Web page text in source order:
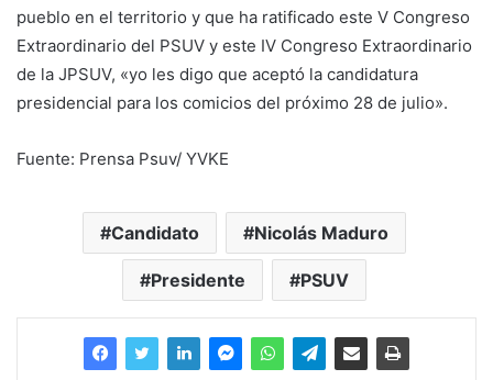
pueblo en el territorio y que ha ratificado este V Congreso
Extraordinario del PSUV y este IV Congreso Extraordinario
de la JPSUV, «yo les digo que aceptó la candidatura
presidencial para los comicios del próximo 28 de julio».
Fuente: Prensa Psuv/ YVKE
Candidato Nicolás Maduro
Presidente PSUV